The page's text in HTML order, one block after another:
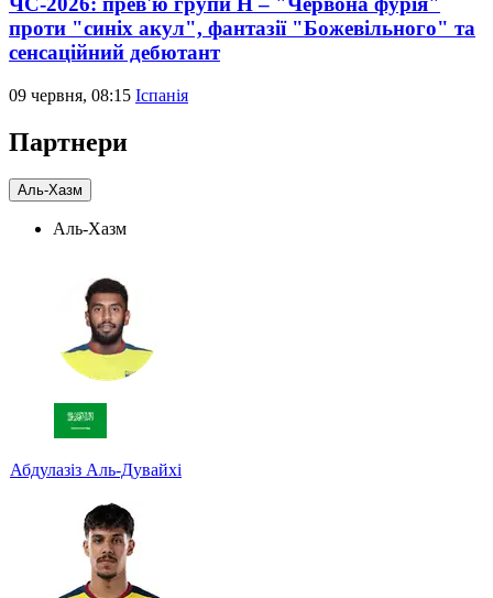
проти "синіх акул", фантазії "Божевільного" та
сенсаційний дебютант
09 червня, 08:15 Іспанія
Партнери
Аль-Хазм
Аль-Хазм
Абдулазіз Аль-Дувайхі